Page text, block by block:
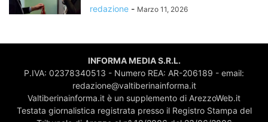
redazione - Marzo 11, 2026
INFORMA MEDIA S.R.L.
P.IVA: 02378340513 - Numero REA: AR-206189 - email:
redazione@valtiberinainforma.it
Valtiberinainforma.it è un supplemento di ArezzoWeb.it
Testata giornalistica registrata presso il Registro Stampa del